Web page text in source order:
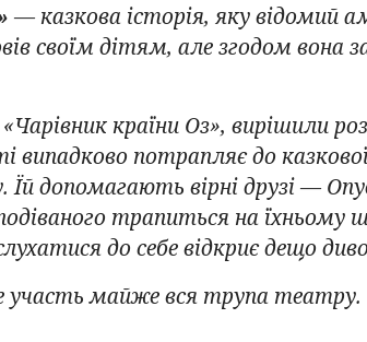
— казкова історія, яку відомий
своїм дітям, але згодом вона
країни Оз», вирішили
потрапляє до
допомагають вірні друзі —
трапиться на їхньому
до себе відкриє дещо
участь майже вся трупа театру.